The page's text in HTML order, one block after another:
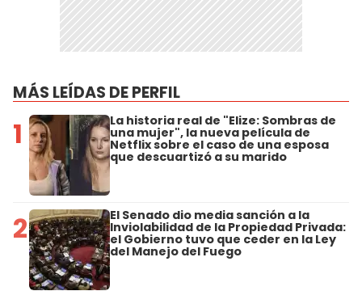
MÁS LEÍDAS DE PERFIL
1 La historia real de "Elize: Sombras de
una mujer", la nueva película de
Netflix sobre el caso de una esposa
que descuartizó a su marido
2 El Senado dio media sanción a la
Inviolabilidad de la Propiedad Privada:
el Gobierno tuvo que ceder en la Ley
del Manejo del Fuego